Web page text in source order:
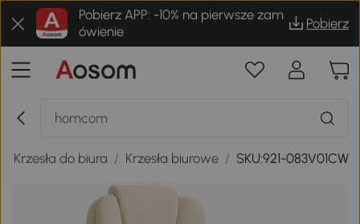
Pobierz APP: -10% na pierwsze zam
ówienie
Pobierz
Krzesła do biura / Krzesła biurowe / SKU:921-083V01CW